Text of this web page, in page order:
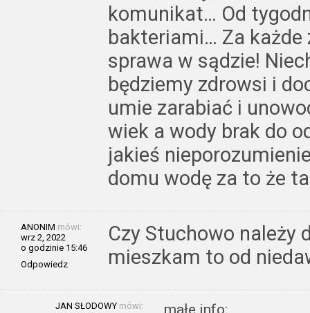
komunikat… Od
bakteriami… Za każde
sprawa w sądzie!
będziemy zdrowsi i
umie zarabiać i
wiek a wody brak do
jakieś
domu wodę za to że
ANONIM mówi:
wrz 2, 2022
o godzinie 15:46
Odpowiedz
Czy Stuchowo należy
mieszkam to od
JAN SŁODOWY mówi:
małe info: